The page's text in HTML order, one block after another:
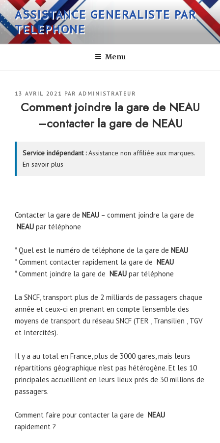
Aller
au
contenu
principal
ASSISTANCE GENERALISTE PAR
TELEPHONE
Menu
PUBLIÉ
13 AVRIL 2021 PAR ADMINISTRATEUR
Comment joindre la gare de NEAU
–contacter la gare de NEAU
Service indépendant :Assistance non affiliée aux marques.
En savoir plus
Contacter la gare de NEAU – comment joindre la gare de
NEAU par téléphone
* Quel est le numéro de téléphone de la gare de NEAU
* Comment contacter rapidement la gare de NEAU
* Comment joindre la gare de NEAU par téléphone
La SNCF, transport plus de 2 milliards de passagers chaque
année et ceux-ci en prenant en compte l’ensemble des
moyens de transport du réseau SNCF (TER , Transilien , TGV
et Intercités).
Il y a au total en France, plus de 3000 gares, mais leurs
répartitions géographique n’est pas hétérogène. Et les 10
principales accueillent en leurs lieux prés de 30 millions de
passagers.
Comment faire pour contacter la gare de NEAU
rapidement ?